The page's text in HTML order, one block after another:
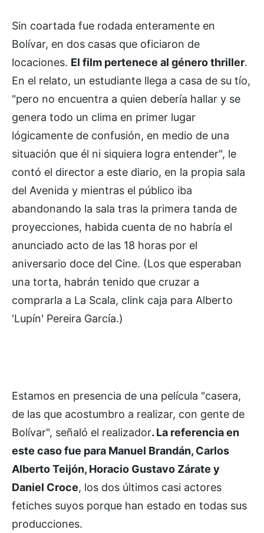
Sin coartada fue rodada enteramente en
Bolívar, en dos casas que oficiaron de
locaciones. El film pertenece al género thriller.
En el relato, un estudiante llega a casa de su tío,
"pero no encuentra a quien debería hallar y se
genera todo un clima en primer lugar
lógicamente de confusión, en medio de una
situación que él ni siquiera logra entender", le
contó el director a este diario, en la propia sala
del Avenida y mientras el público iba
abandonando la sala tras la primera tanda de
proyecciones, habida cuenta de no habría el
anunciado acto de las 18 horas por el
aniversario doce del Cine. (Los que esperaban
una torta, habrán tenido que cruzar a
comprarla a La Scala, clink caja para Alberto
'Lupín' Pereira García.)
Estamos en presencia de una película "casera,
de las que acostumbro a realizar, con gente de
Bolívar", señaló el realizador. La referencia en
este caso fue para Manuel Brandán, Carlos
Alberto Teijón, Horacio Gustavo Zárate y
Daniel Croce, los dos últimos casi actores
fetiches suyos porque han estado en todas sus
producciones.